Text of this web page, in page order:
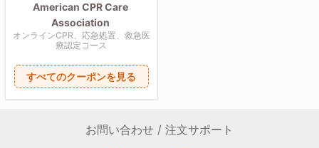
American CPR Care
Association
オンラインCPR、応急処置、救急医
療認定コース
すべてのクーポンを見る
お問い合わせ / 注文サポート